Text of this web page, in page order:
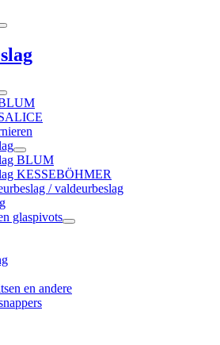
BLUM
KESSEBÖHMER
/ valdeurbeslag
glaspivots
en andere